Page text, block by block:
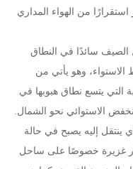
من الهواء المداري
الصيف سائدًا في النطاق
5 ْو15 ْشمال خط الاستواء، وهو يأتي من
التي يتسع نطاق هبوبها في
الاستوائي نحو الشمال.
ينتقل إليه يصبح في حالة
غزيرة خصوصًا على ساحل